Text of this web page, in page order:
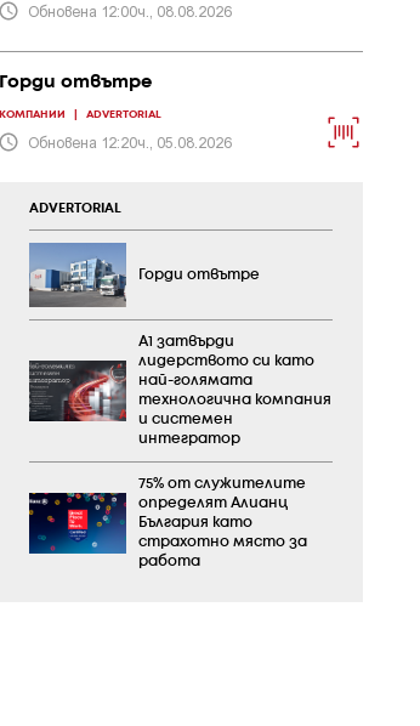
Обновена 12:00ч., 08.08.2026
Горди отвътре
КОМПАНИИ ADVERTORIAL
Обновена 12:20ч., 05.08.2026
ADVERTORIAL
Горди отвътре
А1 затвърди
лидерството си като
най-голямата
технологична компания
и системен
интегратор
75% от служителите
определят Алианц
България като
страхотно място за
работа